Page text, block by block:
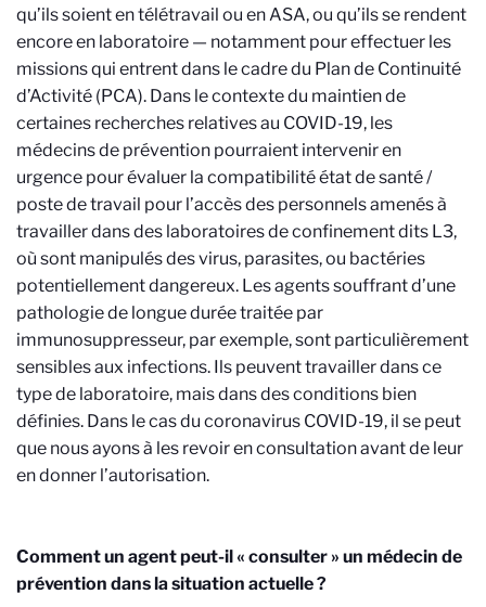
qu’ils soient en télétravail ou en ASA, ou qu’ils se rendent
encore en laboratoire — notamment pour effectuer les
missions qui entrent dans le cadre du Plan de Continuité
d’Activité (PCA). Dans le contexte du maintien de
certaines recherches relatives au COVID-19, les
médecins de prévention pourraient intervenir en
urgence pour évaluer la compatibilité état de santé /
poste de travail pour l’accès des personnels amenés à
travailler dans des laboratoires de confinement dits L3,
où sont manipulés des virus, parasites, ou bactéries
potentiellement dangereux. Les agents souffrant d’une
pathologie de longue durée traitée par
immunosuppresseur, par exemple, sont particulièrement
sensibles aux infections. Ils peuvent travailler dans ce
type de laboratoire, mais dans des conditions bien
définies. Dans le cas du coronavirus COVID-19, il se peut
que nous ayons à les revoir en consultation avant de leur
en donner l’autorisation.
Comment un agent peut-il « consulter » un médecin de
prévention dans la situation actuelle ?